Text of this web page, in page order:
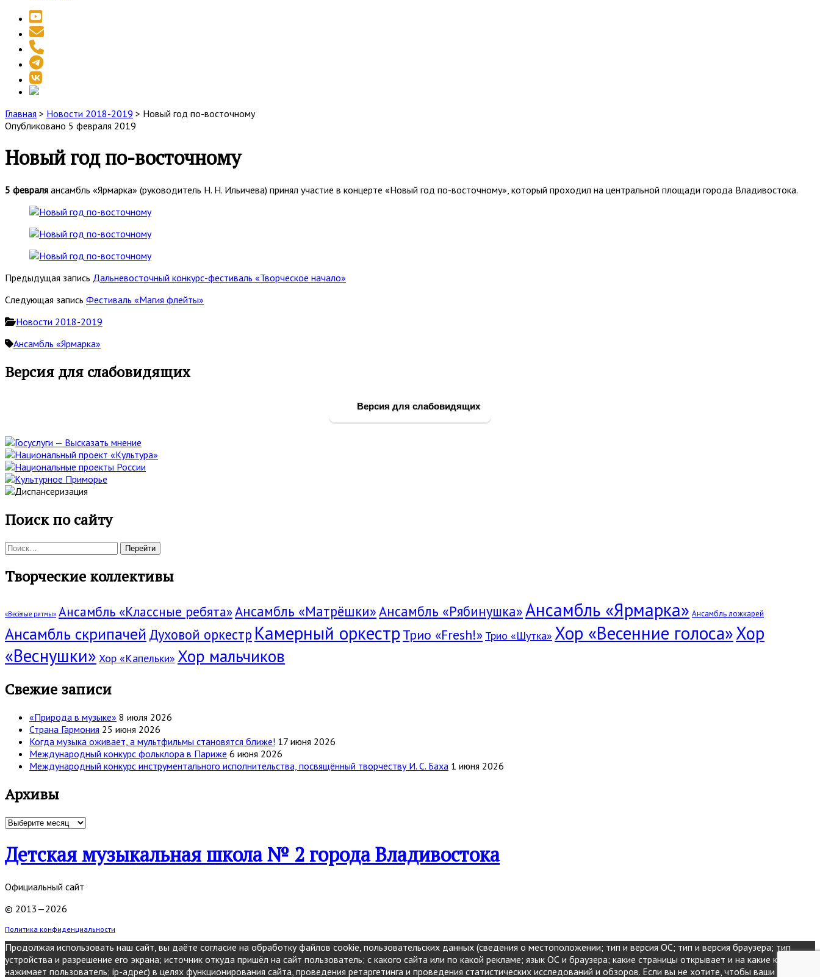
youtube
email
telegram
vk
social_icon_custom_1
Главная > Новости 2018-2019 > Новый год по-восточному
Опубликовано 5 февраля 2019
Новый год по-восточному
5 февраля ансамбль «Ярмарка» (руководитель Н. Н. Ильичева) принял участие в концерте «Новый год по-восточному», который проходил на центральной площади города Владивостока.
Предыдущая запись Дальневосточный конкурс-фестиваль «Творческое начало»
Следующая запись Фестиваль «Магия флейты»
Новости 2018-2019
Ансамбль «Ярмарка»
Основная
Версия для слабовидящих
Версия для слабовидящих
Поиск по сайту
Поиск:
Творческие коллективы
«Весёлые ритмы» Ансамбль «Классные ребята»Ансамбль «Матрёшки»Ансамбль «Рябинушка»Ансамбль «Ярмарка» Ансамбль ложкарей
Ансамбль скрипачей Духовой оркестр Камерный оркестр Трио «Fresh!» Трио «Шутка» Хор «Весенние голоса»Хор
«Веснушки» Хор «Капельки» Хор мальчиков
Свежие записи
«Природа в музыке» 8 июля 2026
Страна Гармония 25 июня 2026
Когда музыка оживает, а мультфильмы становятся ближе! 17 июня 2026
Международный конкурс фольклора в Париже 6 июня 2026
Международный конкурс инструментального исполнительства, посвящённый творчеству И. С. Баха 1 июня 2026
Архивы
Архивы
Детская музыкальная школа № 2 города Владивостока
Официальный сайт
© 2013—2026
Политика конфиденциальности
Продолжая использовать наш сайт, вы даёте согласие на обработку файлов cookie, пользовательских данных (сведения о местоположении; тип и версия ОС; тип и версия браузера; тип
устройства и разрешение его экрана; источник откуда пришёл на сайт пользователь; с какого сайта или по какой рекламе; язык ОС и браузера; какие страницы открывает и на какие кнопки
нажимает пользователь; ip-адрес) в целях функционирования сайта, проведения ретаргетинга и проведения статистических исследований и обзоров. Если вы не хотите, чтобы ваши данные